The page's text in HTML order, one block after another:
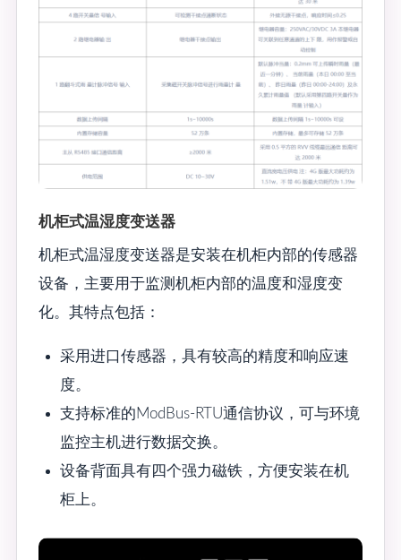
机柜式温湿度变送器
机柜式温湿度变送器是安装在机柜内部的传感器
设备，主要用于监测机柜内部的温度和湿度变
化。其特点包括：
采用进口传感器，具有较高的精度和响应速
度。
支持标准的ModBus-RTU通信协议，可与环境
监控主机进行数据交换。
设备背面具有四个强力磁铁，方便安装在机
柜上。